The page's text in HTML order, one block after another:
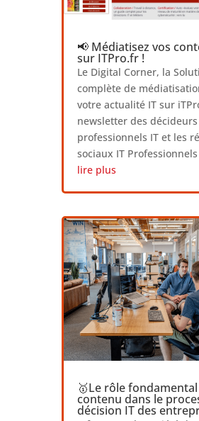
📢 Médiatisez vos
sur ITPro.fr !
Le Digital Corner, la
complète de
votre actualité IT sur
newsletter des
professionnels IT et les
sociaux IT Professionnels
lire plus
🥇Le rôle
contenu dans le
décision IT des